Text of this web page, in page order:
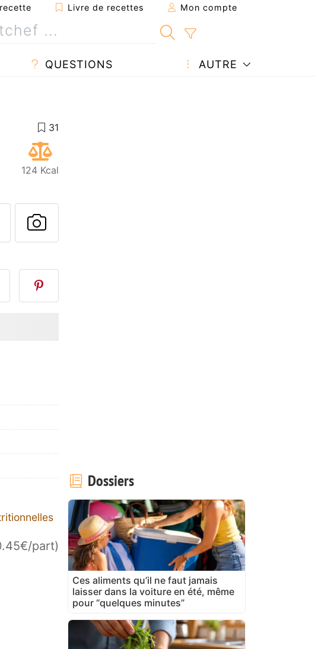
Livre de recettes Mon compte
QUESTIONS AUTRE
124 Kcal
recette à un ami
cette page
Poser une question à l'auteur
Publier votre photo de cette
part)
Dossiers
Ces aliments qu’il ne faut jamais
laisser dans la voiture en été, même
pour “quelques minutes”